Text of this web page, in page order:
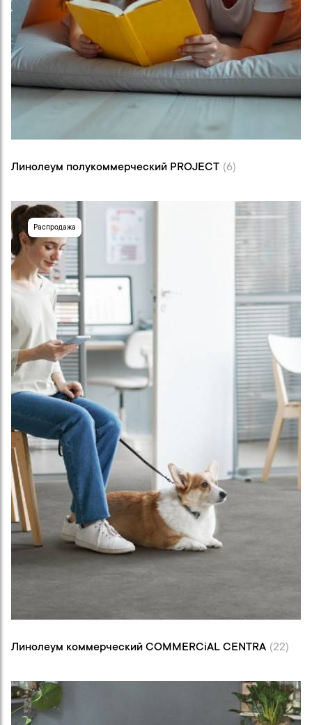
Линолеум полукоммерческий PROJEСT (6)
Распродажа
CENTRA (22)
Линолеум коммерческий COMMERCiAL CENTRA (22)